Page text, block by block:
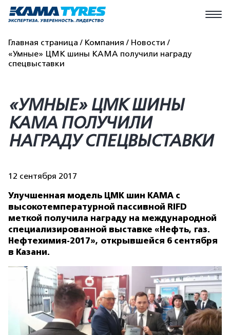
Главная страница Компания
Новости
«Умные» ЦМК шины КАМА получили награду
спецвыставки
«УМНЫЕ» ЦМК ШИНЫ
КАМА ПОЛУЧИЛИ
НАГРАДУ СПЕЦВЫСТАВКИ
12 сентября 2017
Улучшенная модель ЦМК шин КАМА с
высокотемпературной пассивной RIFD
меткой получила награду на международной
специализированной выставке «Нефть, газ.
Нефтехимия-2017», открывшейся 6 сентября
в Казани.